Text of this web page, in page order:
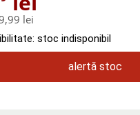
lei
stoc indisponibil
alertă stoc